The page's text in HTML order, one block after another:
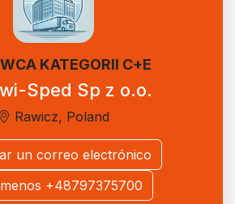
KATEGORII C+E
Sped Sp z o.o.
Rawicz, Poland
un correo electrónico
+48797375700